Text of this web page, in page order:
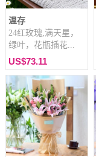
温存
24红玫瑰,满天星，
绿叶，花瓶插花...
US$73.11